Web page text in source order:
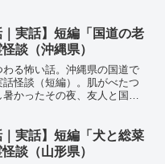
に向けて誰かに息を吹きかけ
ぐに振り返ると…
｜実話】短編「国道の老
談（沖縄県）
わる怖い話。沖縄県の国道で
話怪談（短編）。肌がべたつ
暑かったその夜、友人と国道
ていることに気が付いた…
｜実話】短編「犬と総菜
談（山形県）